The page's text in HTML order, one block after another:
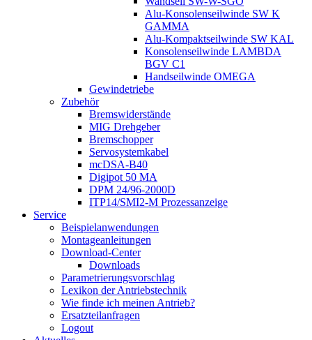
Alu-Konsolenseilwinde SW K
GAMMA
Alu-Kompaktseilwinde SW KAL
Konsolenseilwinde LAMBDA
BGV C1
Handseilwinde OMEGA
Gewindetriebe
Zubehör
Bremswiderstände
MIG Drehgeber
Bremschopper
Servosystemkabel
mcDSA-B40
Digipot 50 MA
DPM 24/96-2000D
ITP14/SMI2-M Prozessanzeige
Service
Beispielanwendungen
Montageanleitungen
Download-Center
Downloads
Parametrierungsvorschlag
Lexikon der Antriebstechnik
Wie finde ich meinen Antrieb?
Ersatzteilanfragen
Logout